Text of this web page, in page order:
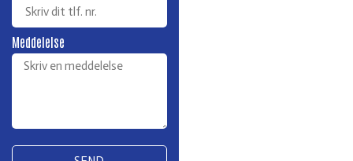
Meddelelse